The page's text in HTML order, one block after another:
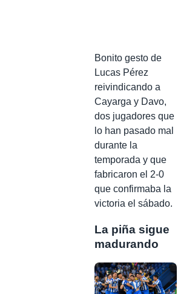
Bonito gesto de
Lucas Pérez
reivindicando a
Cayarga y Davo,
dos jugadores que
lo han pasado mal
durante la
temporada y que
fabricaron el 2-0
que confirmaba la
victoria el sábado.
La piña sigue
madurando